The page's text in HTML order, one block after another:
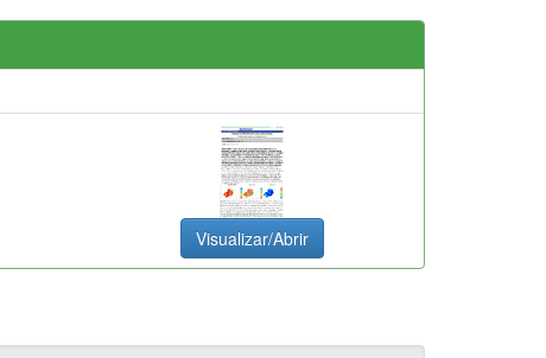
Visualizar/Abrir